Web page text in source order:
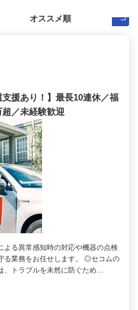
支援あり！】最長10連休／福
／未経験歓迎
よる異常感知時の対応や機器の点検
る業務をお任せします。 ◎セコムの
、トラブルを未然に防ぐため…